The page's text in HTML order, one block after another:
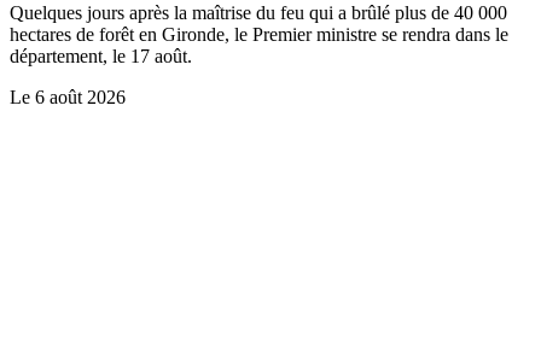
Quelques jours après la maîtrise du feu qui a brûlé plus de 40 000
hectares de forêt en Gironde, le Premier ministre se rendra dans le
département, le 17 août.
Le 6 août 2026